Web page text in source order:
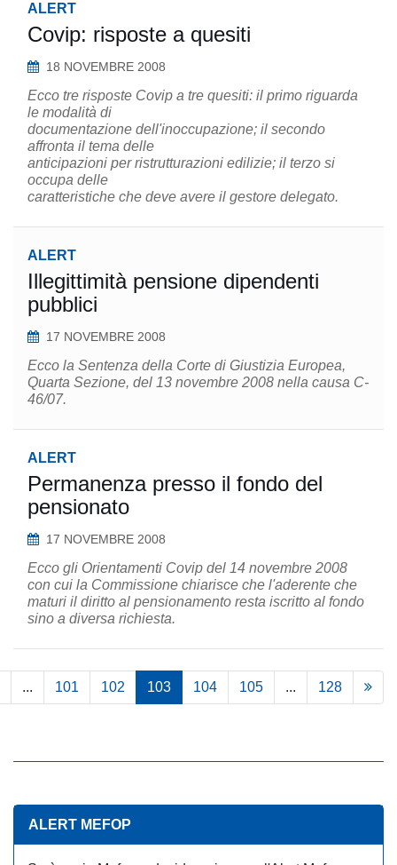
ALERT
Covip: risposte a quesiti
18 NOVEMBRE 2008
Ecco tre risposte Covip a tre quesiti: il primo riguarda
le modalità di
documentazione dell'inoccupazione; il secondo
affronta il tema delle
anticipazioni per ristrutturazioni edilizie; il terzo si
occupa delle
caratteristiche che deve avere il gestore delegato.
ALERT
Illegittimità pensione dipendenti
pubblici
17 NOVEMBRE 2008
Ecco la Sentenza della Corte di Giustizia Europea,
Quarta Sezione, del 13 novembre 2008 nella causa C-
46/07.
ALERT
Permanenza presso il fondo del
pensionato
17 NOVEMBRE 2008
Ecco gli Orientamenti Covip del 14 novembre 2008
con cui la Commissione chiarisce che l'aderente che
maturi il diritto al pensionamento resta iscritto al fondo
sino a diversa richiesta.
... 101 102 103 104 105 ... 128
ALERT MEFOP